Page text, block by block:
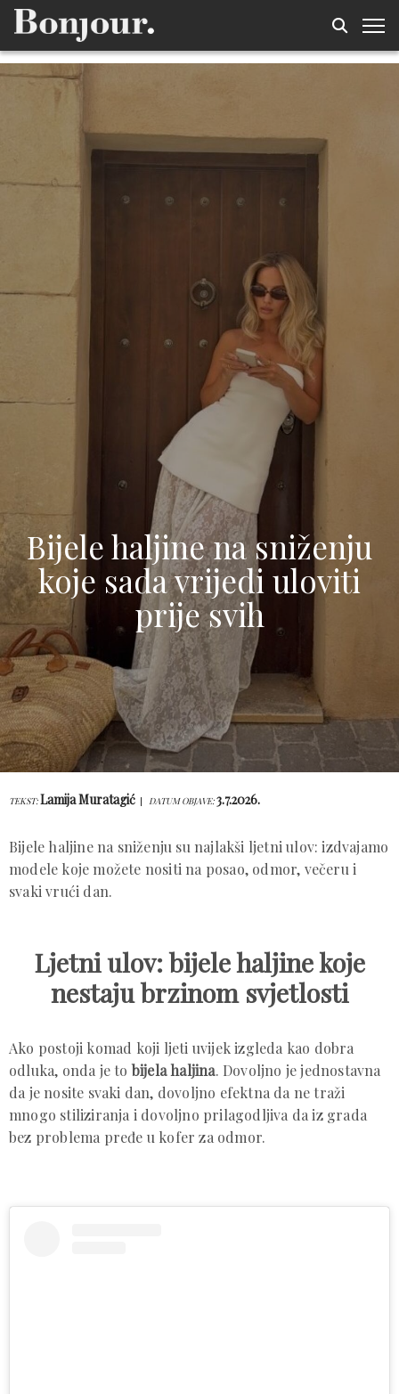
Bijele haljine na sniženju
koje sada vrijedi uloviti
prije svih
TEKST:Lamija Muratagić DATUM OBJAVE:3.7.2026.
Bijele haljine na sniženju su najlakši ljetni ulov: izdvajamo
modele koje možete nositi na posao, odmor, večeru i
svaki vrući dan.
Ljetni ulov: bijele haljine koje
nestaju brzinom svjetlosti
Ako postoji komad koji ljeti uvijek izgleda kao dobra
odluka, onda je tobijela haljina. Dovoljno je jednostavna
da je nosite svaki dan, dovoljno efektna da ne traži
mnogo stiliziranja i dovoljno prilagodljiva da iz grada
bez problema pređe u kofer za odmor.